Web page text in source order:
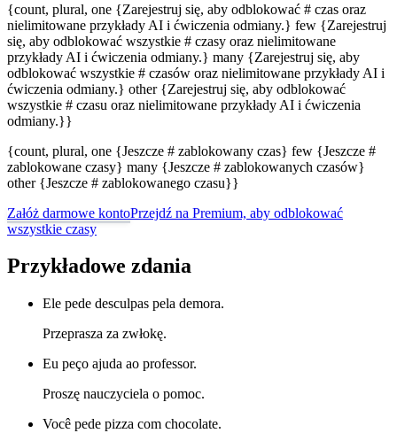
{count, plural, one {Zarejestruj się, aby odblokować # czas oraz
nielimitowane przykłady AI i ćwiczenia odmiany.} few {Zarejestruj
się, aby odblokować wszystkie # czasy oraz nielimitowane
przykłady AI i ćwiczenia odmiany.} many {Zarejestruj się, aby
odblokować wszystkie # czasów oraz nielimitowane przykłady AI i
ćwiczenia odmiany.} other {Zarejestruj się, aby odblokować
wszystkie # czasu oraz nielimitowane przykłady AI i ćwiczenia
odmiany.}}
{count, plural, one {Jeszcze # zablokowany czas} few {Jeszcze #
zablokowane czasy} many {Jeszcze # zablokowanych czasów}
other {Jeszcze # zablokowanego czasu}}
Załóż darmowe kontoPrzejdź na Premium, aby odblokować
wszystkie czasy
Przykładowe zdania
Ele pede desculpas pela demora.
Przeprasza za zwłokę.
Eu peço ajuda ao professor.
Proszę nauczyciela o pomoc.
Você pede pizza com chocolate.